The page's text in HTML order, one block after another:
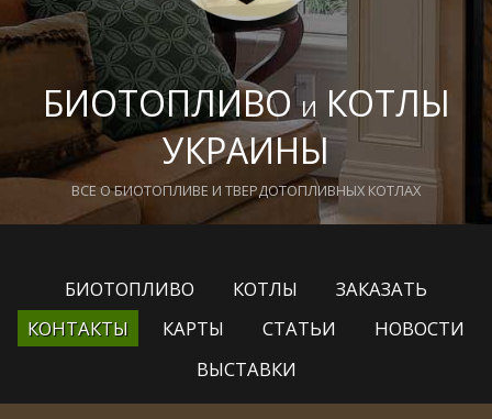
БИОТОПЛИВОИ КОТЛЫ
УКРАИНЫ
ВСЕ О БИОТОПЛИВЕ И ТВЕРДОТОПЛИВНЫХ КОТЛАХ
БИОТОПЛИВО КОТЛЫ
ЗАКАЗАТЬ
КОНТАКТЫ
КАРТЫ СТАТЬИ
НОВОСТИ
ВЫСТАВКИ